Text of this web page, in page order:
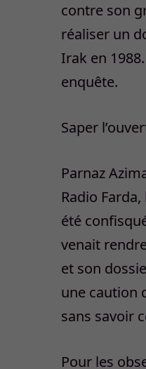
contre son
réaliser un
Irak en
enquête.
Saper
Parnaz
Radio
été
venait
et son
une caution
sans savoir
Pour les